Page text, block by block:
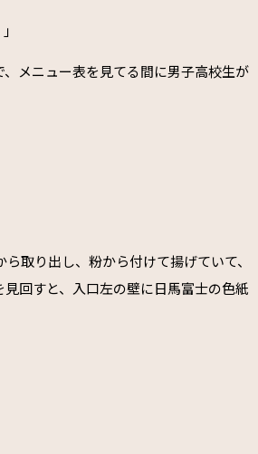
メニュー表を見てる間に男子高校生が
取り出し、粉から付けて揚げていて、
回すと、入口左の壁に日馬富士の色紙